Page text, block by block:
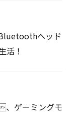
ヘッド
活！
、ゲーミングモ